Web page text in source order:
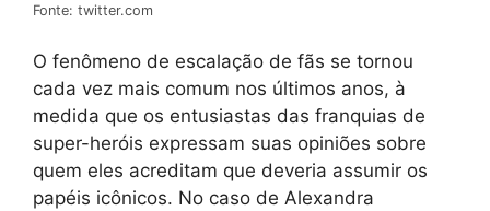
Fonte: twitter.com
O fenômeno de escalação de fãs se tornou
cada vez mais comum nos últimos anos, à
medida que os entusiastas das franquias de
super-heróis expressam suas opiniões sobre
quem eles acreditam que deveria assumir os
papéis icônicos. No caso de Alexandra